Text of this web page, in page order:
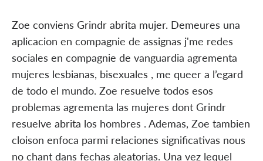
Zoe conviens Grindr abrita mujer. Demeures una
aplicacion en compagnie de assignas j'me redes
sociales en compagnie de vanguardia agrementa
mujeres lesbianas, bisexuales , me queer a l’egard
de todo el mundo. Zoe resuelve todos esos
problemas agrementa las mujeres dont Grindr
resuelve abrita los hombres . Ademas, Zoe tambien
cloison enfoca parmi relaciones significativas nous
no chant dans fechas aleatorias. Una vez lequel